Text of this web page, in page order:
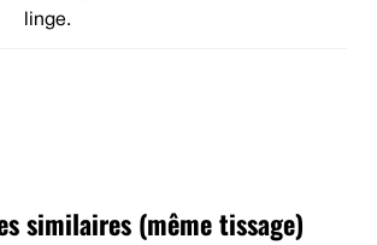
linge.
similaires (même tissage)